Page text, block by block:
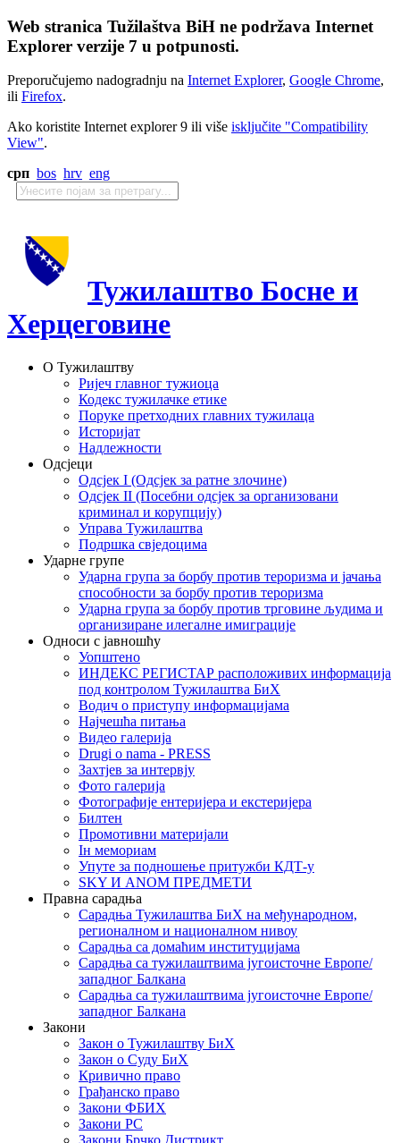
Web stranica Tužilaštva BiH ne podržava Internet
Explorer verzije 7 u potpunosti.
Preporučujemo nadogradnju na Internet Explorer, Google Chrome,
ili Firefox.
Ako koristite Internet explorer 9 ili više isključite "Compatibility
View".
срп bos hrv eng
Тужилаштво Босне и
Херцеговине
О Тужилаштву
Ријеч главног тужиоца
Кодекс тужилачке етике
Поруке претходних главних тужилаца
Историјат
Надлежности
Одсјеци
Одсјек I (Одсјек за ратне злочине)
Одсјек II (Посебни одсјек за организовани
криминал и корупцију)
Управа Тужилаштва
Подршка свједоцима
Ударне групе
Ударна група за борбу против тероризма и јачања
способности за борбу против тероризма
Ударна група за борбу против трговине људима и
организиране илегалне имиграције
Односи с јавношћу
Уопштено
ИНДЕКС РЕГИСТАР расположивих информација
под контролом Тужилаштва БиХ
Водич о приступу информацијама
Најчешћа питања
Видео галерија
Drugi o nama - PRESS
Захтјев за интервју
Фото галерија
Фотографије ентеријера и екстеријера
Билтен
Промотивни материјали
Iн мемориам
Упуте за подношење притужби КДТ-у
SKY И ANOM ПРЕДМЕТИ
Правна сарадња
Сарадња Тужилаштва БиХ на међународном,
регионалном и националном нивоу
Сарадња са домаћим институцијама
Сарадња са тужилаштвима југоисточне Европе/
западног Балкана
Сарадња са тужилаштвима југоисточне Европе/
западног Балкана
Закони
Закон о Тужилаштву БиХ
Закон о Суду БиХ
Кривично право
Грађанско право
Закони ФБИХ
Закони РС